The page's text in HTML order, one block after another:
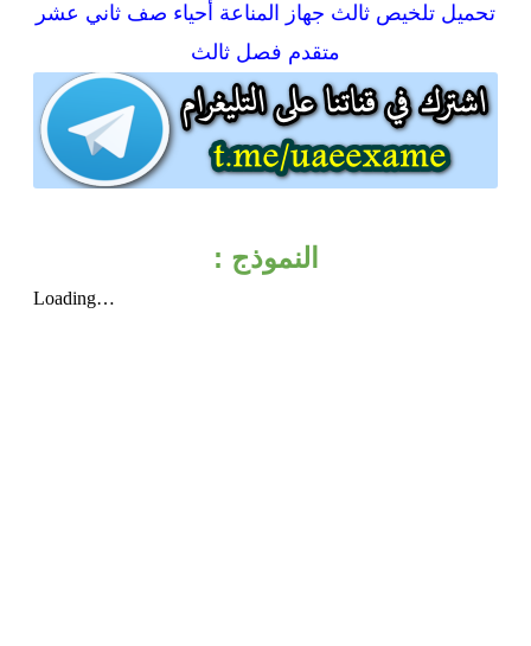
تحميل تلخيص ثالث جهاز المناعة أحياء صف ثاني عشر
متقدم فصل ثالث
النموذج :